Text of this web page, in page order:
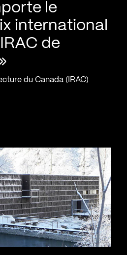
le
international
de
du Canada (IRAC)